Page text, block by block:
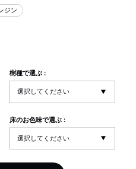
ジン
樹種で選ぶ :
床のお色味で選ぶ :